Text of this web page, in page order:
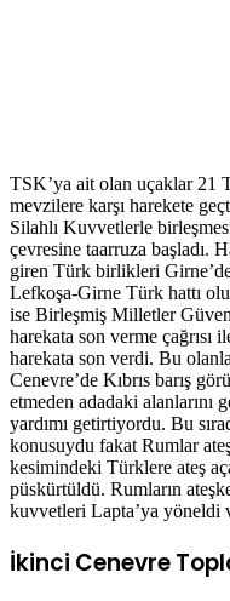
TSK’ya ait olan uçaklar 21
mevzilere karşı harekete
Silahlı Kuvvetlerle
çevresine taarruza başladı.
giren Türk birlikleri
Lefkoşa-Girne Türk hattı
ise Birleşmiş Milletler
harekata son verme çağrısı
harekata son verdi. Bu
Cenevre’de Kıbrıs barış
etmeden adadaki alanlarını
yardımı getirtiyordu. Bu
konusuydu fakat Rumlar
kesimindeki Türklere ateş
püskürtüldü. Rumların
kuvvetleri Lapta’ya yöneldi
İkinci Cenevre